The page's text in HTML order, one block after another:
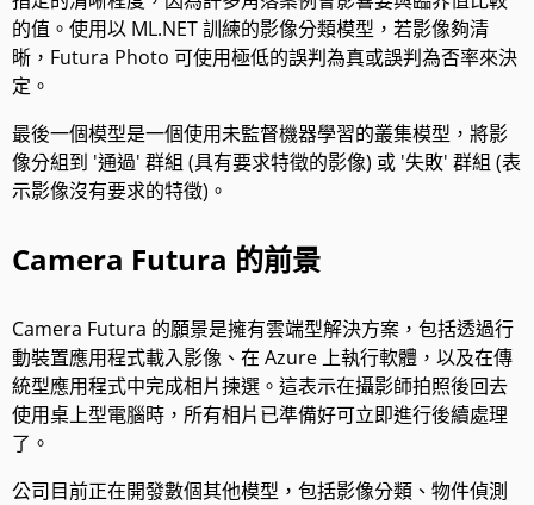
的值。使用以 ML.NET 訓練的影像分類模型，若影像夠清
晰，Futura Photo 可使用極低的誤判為真或誤判為否率來決
定。
最後一個模型是一個使用未監督機器學習的叢集模型，將影
像分組到 '通過' 群組 (具有要求特徵的影像) 或 '失敗' 群組 (表
示影像沒有要求的特徵)。
Camera Futura 的前景
Camera Futura 的願景是擁有雲端型解決方案，包括透過行
動裝置應用程式載入影像、在 Azure 上執行軟體，以及在傳
統型應用程式中完成相片揀選。這表示在攝影師拍照後回去
使用桌上型電腦時，所有相片已準備好可立即進行後續處理
了。
公司目前正在開發數個其他模型，包括影像分類、物件偵測